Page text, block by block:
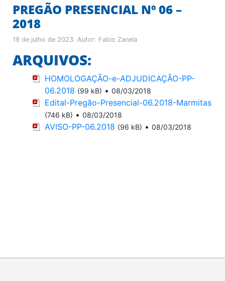
PREGÃO PRESENCIAL Nº 06 –
2018
19 de julho de 2023. Autor: Fabio Zanela
ARQUIVOS:
HOMOLOGAÇÃO-e-ADJUDICAÇÃO-PP-
06.2018 (99 kB) • 08/03/2018
Edital-Pregão-Presencial-06.2018-Marmitas
(746 kB) • 08/03/2018
AVISO-PP-06.2018 (96 kB) • 08/03/2018